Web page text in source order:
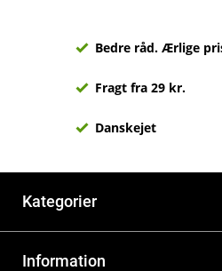
Bedre råd. Ærlige
Fragt fra 29 kr.
Danskejet
Kategorier
Information